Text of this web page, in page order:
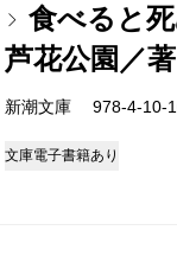
食べると
芦花公園／著
新潮文庫 978-4-
文庫電子書籍あり